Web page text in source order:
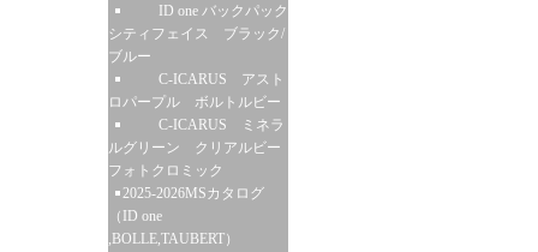
ID one バックパック
シティフェイス ブラック/
ブルー
C-ICARUS アスト
ロパープル ボルトルビー
C-ICARUS ミネラ
ルグリーン クリアルビー
フォトクロミック
2025-2026MSカタログ
（ID one
,BOLLE,TAUBERT）